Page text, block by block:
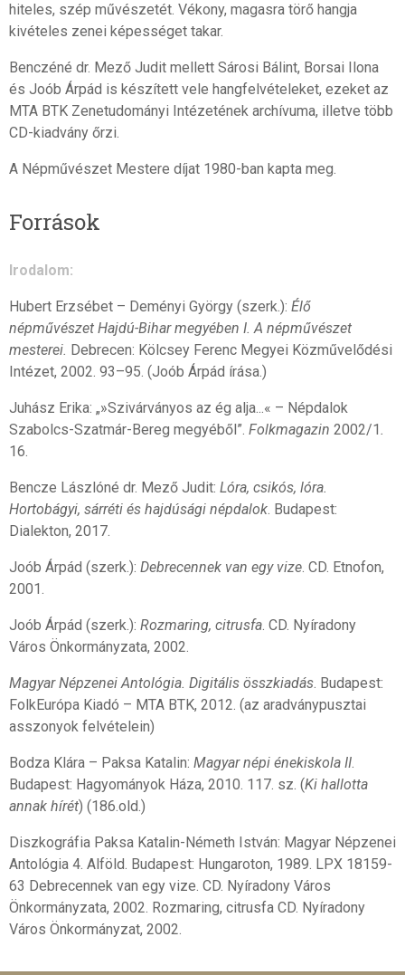
hiteles, szép művészetét. Vékony, magasra törő hangja
kivételes zenei képességet takar.
Benczéné dr. Mező Judit mellett Sárosi Bálint, Borsai Ilona
és Joób Árpád is készített vele hangfelvételeket, ezeket az
MTA BTK Zenetudományi Intézetének archívuma, illetve több
CD-kiadvány őrzi.
A Népművészet Mestere díjat 1980-ban kapta meg.
Források
Irodalom:
Hubert Erzsébet – Deményi György (szerk.): Élő
népművészet Hajdú-Bihar megyében I. A népművészet
mesterei. Debrecen: Kölcsey Ferenc Megyei Közművelődési
Intézet, 2002. 93–95. (Joób Árpád írása.)
Juhász Erika: „»Szivárványos az ég alja...« – Népdalok
Szabolcs-Szatmár-Bereg megyéből”. Folkmagazin 2002/1.
16.
Bencze Lászlóné dr. Mező Judit: Lóra, csikós, lóra.
Hortobágyi, sárréti és hajdúsági népdalok. Budapest:
Dialekton, 2017.
Joób Árpád (szerk.): Debrecennek van egy vize. CD. Etnofon,
2001.
Joób Árpád (szerk.): Rozmaring, citrusfa. CD. Nyíradony
Város Önkormányzata, 2002.
Magyar Népzenei Antológia. Digitális összkiadás. Budapest:
FolkEurópa Kiadó – MTA BTK, 2012. (az aradványpusztai
asszonyok felvételein)
Bodza Klára – Paksa Katalin: Magyar népi énekiskola II.
Budapest: Hagyományok Háza, 2010. 117. sz. (Ki hallotta
annak hírét) (186.old.)
Diszkográfia Paksa Katalin-Németh István: Magyar Népzenei
Antológia 4. Alföld. Budapest: Hungaroton, 1989. LPX 18159-
63 Debrecennek van egy vize. CD. Nyíradony Város
Önkormányzata, 2002. Rozmaring, citrusfa CD. Nyíradony
Város Önkormányzat, 2002.